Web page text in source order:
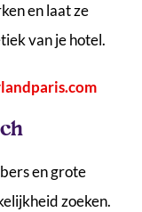
en laat ze
van je hotel.
en grote
zoeken.